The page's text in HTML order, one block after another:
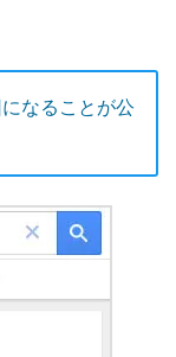
なることが公